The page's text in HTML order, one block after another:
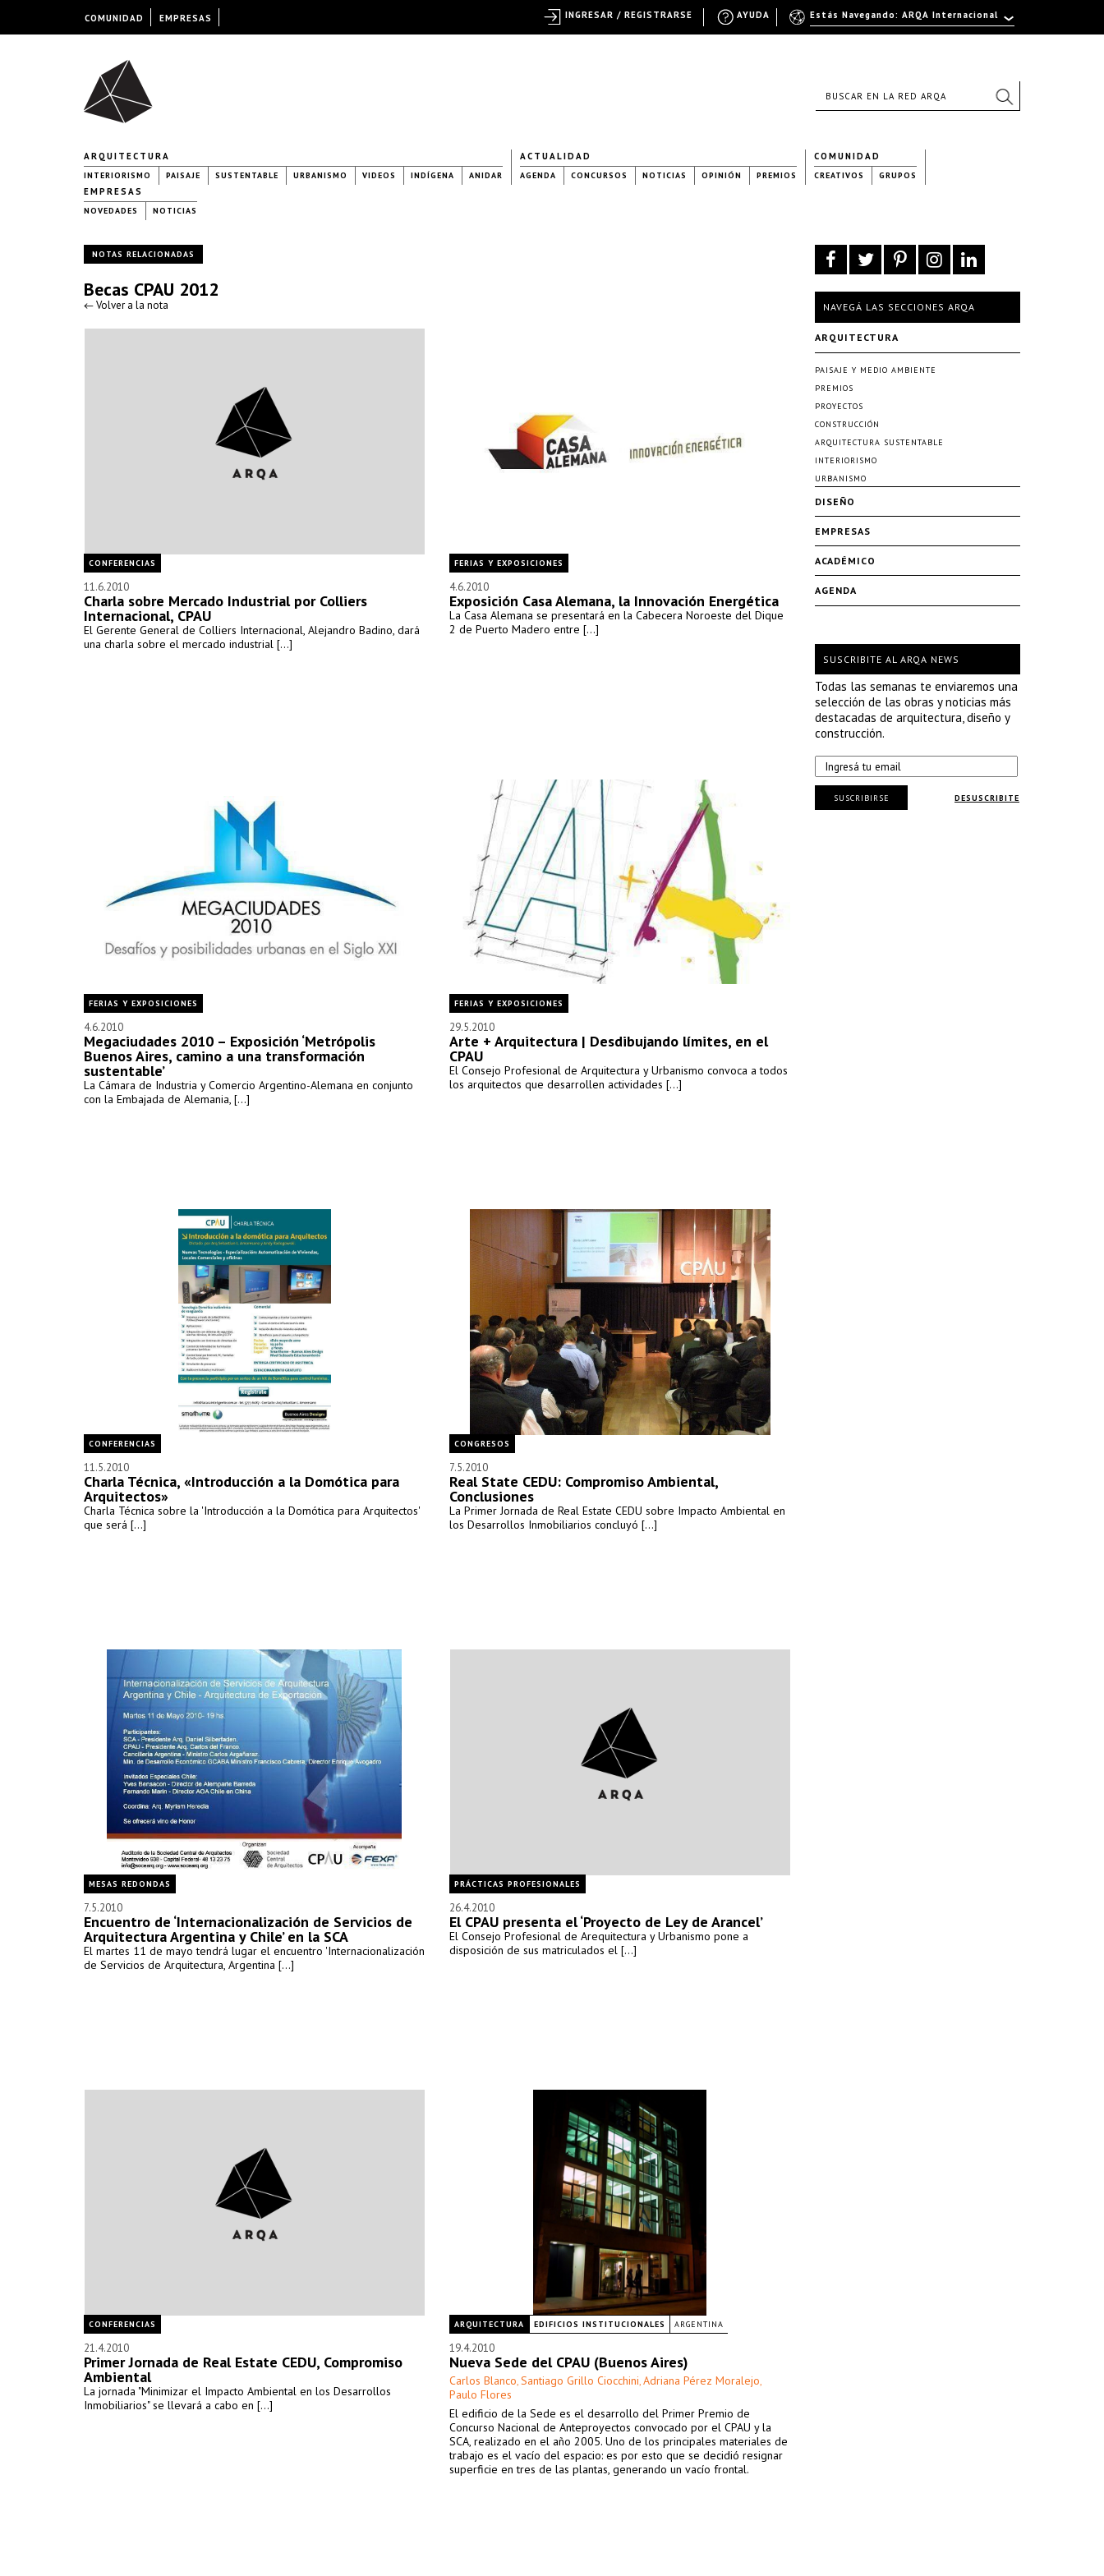
ARQUITECTURA
INTERIORISMO PAISAJE SUSTENTABLE URBANISMO VIDEOS INDÍGENA ANIDAR
ACTUALIDAD
AGENDA CONCURSOS NOTICIAS OPINIÓN PREMIOS
COMUNIDAD
CREATIVOS GRUPOS
EMPRESAS
NOVEDADES NOTICIAS
NOTAS RELACIONADAS
Becas CPAU 2012
← Volver a la nota
CONFERENCIAS
11.6.2010
Charla sobre Mercado Industrial por Colliers
Internacional, CPAU
El Gerente General de Colliers Internacional, Alejandro Badino, dará
una charla sobre el mercado industrial [...]
FERIAS Y EXPOSICIONES
4.6.2010
Exposición Casa Alemana, la Innovación Energética
La Casa Alemana se presentará en la Cabecera Noroeste del Dique
2 de Puerto Madero entre [...]
FERIAS Y EXPOSICIONES
4.6.2010
Megaciudades 2010 – Exposición ‘Metrópolis
Buenos Aires, camino a una transformación
sustentable’
La Cámara de Industria y Comercio Argentino-Alemana en conjunto
con la Embajada de Alemania, [...]
FERIAS Y EXPOSICIONES
29.5.2010
Arte + Arquitectura | Desdibujando límites, en el
CPAU
El Consejo Profesional de Arquitectura y Urbanismo convoca a todos
los arquitectos que desarrollen actividades [...]
CONFERENCIAS
11.5.2010
Charla Técnica, «Introducción a la Domótica para
Arquitectos»
Charla Técnica sobre la 'Introducción a la Domótica para Arquitectos'
que será [...]
CONGRESOS
7.5.2010
Real State CEDU: Compromiso Ambiental,
Conclusiones
La Primer Jornada de Real Estate CEDU sobre Impacto Ambiental en
los Desarrollos Inmobiliarios concluyó [...]
MESAS REDONDAS
7.5.2010
Encuentro de ‘Internacionalización de Servicios de
Arquitectura Argentina y Chile’ en la SCA
El martes 11 de mayo tendrá lugar el encuentro 'Internacionalización
de Servicios de Arquitectura, Argentina [...]
PRÁCTICAS PROFESIONALES
26.4.2010
El CPAU presenta el ‘Proyecto de Ley de Arancel’
El Consejo Profesional de Arequitectura y Urbanismo pone a
disposición de sus matriculados el [...]
CONFERENCIAS
21.4.2010
Primer Jornada de Real Estate CEDU, Compromiso
Ambiental
La jornada "Minimizar el Impacto Ambiental en los Desarrollos
Inmobiliarios" se llevará a cabo en [...]
ARQUITECTURA EDIFICIOS INSTITUCIONALES ARGENTINA
19.4.2010
Nueva Sede del CPAU (Buenos Aires)
Carlos Blanco, Santiago Grillo Ciocchini, Adriana Pérez Moralejo,
Paulo Flores
El edificio de la Sede es el desarrollo del Primer Premio de
Concurso Nacional de Anteproyectos convocado por el CPAU y la
SCA, realizado en el año 2005. Uno de los principales materiales de
trabajo es el vacío del espacio: es por esto que se decidió resignar
superficie en tres de las plantas, generando un vacío frontal.
NAVEGÁ LAS SECCIONES ARQA
ARQUITECTURA
PAISAJE Y MEDIO AMBIENTE
PREMIOS
PROYECTOS
CONSTRUCCIÓN
ARQUITECTURA SUSTENTABLE
INTERIORISMO
URBANISMO
DISEÑO
EMPRESAS
ACADÉMICO
AGENDA
SUSCRIBITE AL ARQA NEWS
Todas las semanas te enviaremos una
selección de las obras y noticias más
destacadas de arquitectura, diseño y
construcción.
DESUSCRIBITE
SUSCRIBIRSE
COMUNIDAD EMPRESAS Estás Navegando: ARQA Internacional
AYUDA
INGRESAR / REGISTRARSE